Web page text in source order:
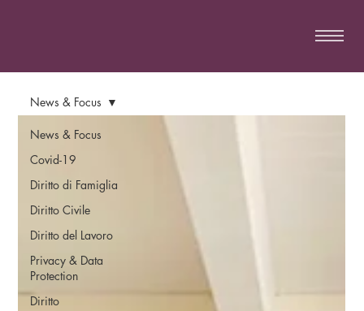
News & Focus
Covid-19
Diritto di Famiglia
Diritto Civile
Diritto del Lavoro
Privacy & Data
Protection
Diritto
News & Focus